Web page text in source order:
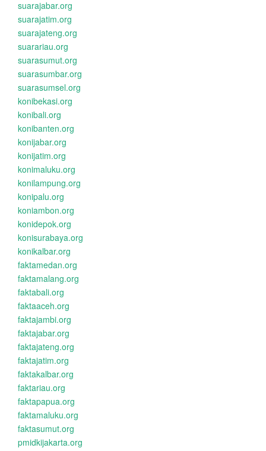
suarajabar.org
suarajatim.org
suarajateng.org
suarariau.org
suarasumut.org
suarasumbar.org
suarasumsel.org
konibekasi.org
konibali.org
konibanten.org
konijabar.org
konijatim.org
konimaluku.org
konilampung.org
konipalu.org
koniambon.org
konidepok.org
konisurabaya.org
konikalbar.org
faktamedan.org
faktamalang.org
faktabali.org
faktaaceh.org
faktajambi.org
faktajabar.org
faktajateng.org
faktajatim.org
faktakalbar.org
faktariau.org
faktapapua.org
faktamaluku.org
faktasumut.org
pmidkijakarta.org